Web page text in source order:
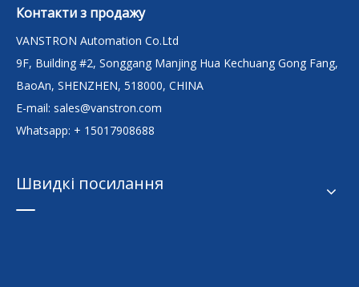
Контакти з продажу
VANSTRON Automation Co.Ltd
9F, Building #2, Songgang Manjing Hua Kechuang Gong Fang,
BaoAn, SHENZHEN, 518000, CHINA
E-mail: sales@vanstron.com
Whatsapp: + 15017908688
Швидкі посилання